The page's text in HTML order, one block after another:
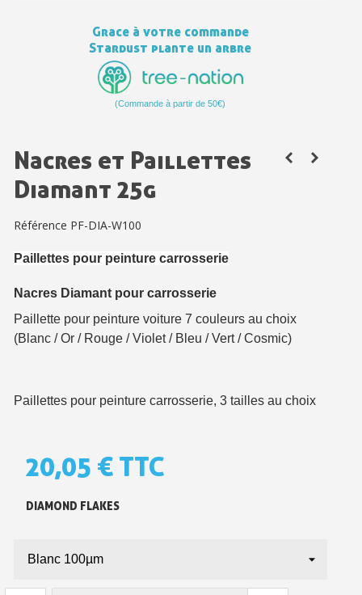
Partagez vos créations et obtenez des bons d'achat
Gagnez des points de fidélité à chaque commande
Livraison sous 24 h en France Métropolitaine
Réduction de 5€ sur la première commande
10€ de bon d'achat pour chaque parrainage
Inscription à la newsletter : 5€ de réduction
Livraison sous 24 h en France Métropolitaine
Grace à votre commande
Stardust plante un arbre
(Commande à partir de 50€)
Nacres et Paillettes
Diamant 25g
Référence PF-DIA-W100
Paillettes pour peinture carrosserie
Nacres Diamant pour carrosserie
Paillette pour peinture voiture 7 couleurs au choix
(Blanc / Or / Rouge / Violet / Bleu / Vert / Cosmic)
Paillettes pour peinture carrosserie, 3 tailles au choix
20,05 € TTC
DIAMOND FLAKES